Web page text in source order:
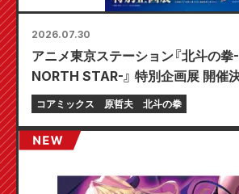
2026.07.30
アニメ東京ステーション『北斗の
NORTH STAR-』 特別企画展 開催
コアミックス 原哲夫 北斗の拳